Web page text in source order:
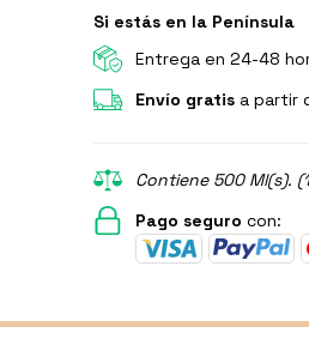
Si estás en la Península
Entrega en 24-48
Envío gratisa partir
Contiene 500 Ml(s).
Pago seguro con: